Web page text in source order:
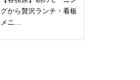
グから贅沢ランチ・看板
メニ…